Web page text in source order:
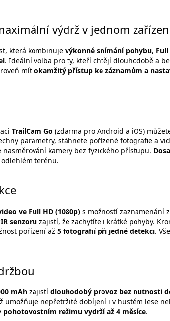
výdrž v jednom
která kombinuje výkonné snímání pohybu, Full
. Ideální volba pro ty, kteří chtějí dlouhodobě a
mít okamžitý přístup ke záznamům a
TrailCam Go (zdarma pro Android a iOS)
parametry, stáhnete pořízené fotografie a
nasměrování kamery bez fyzického přístupu.
terénu.
ve Full HD (1080p) s možností zaznamenání
senzoru zajistí, že zachytíte i krátké pohyby.
pořízení až 5 fotografií při jedné detekci.
mAh zajistí dlouhodobý provoz bez nutnosti
umožňuje nepřetržité dobíjení i v hustém lese
pohotovostním režimu vydrží až 4 měsíce.